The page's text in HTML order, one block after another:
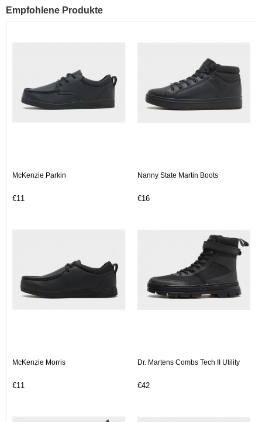
Empfohlene Produkte
McKenzie Parkin
€11
Nanny State Martin Boots
€16
McKenzie Morris
€11
Dr. Martens Combs Tech II Utility
€42